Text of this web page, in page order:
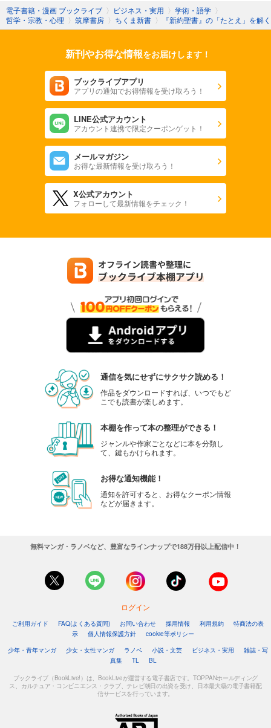
電子書籍・漫画 ブックライブ 〉 ビジネス・実用 〉 学術・語学 〉
哲学・宗教・心理 〉 筑摩書房 〉 ちくま新書 〉 『新約聖書』の「たとえ」を解く
新刊やお得な情報をお届けします！
ブックライブアプリ
アプリの通知でお得情報を受け取ろう！
LINE公式アカウント
アカウント連携で限定クーポンゲット！
メールマガジン
お得な最新情報を受け取ろう！
X公式アカウント
フォローして最新情報をチェック！
通信を気にせずにサクサク読める！
作品をダウンロードすれば、いつでもど
こでも読書が楽しめます。
本棚を作って本の整理ができる！
ジャンルや作家ごとなどに本を分類し
て、鍵もかけられます。
お得な通知機能！
通知を許可すると、お得なクーポン情報
などが届きます。
無料マンガ・ラノベなど、豊富なラインナップで188万冊以上配信中！
ログイン
ご利用ガイド FAQ(よくある質問) お問い合わせ 採用情報 利用規約
特商法の表
示
個人情報保護方針
cookie等ポリシー
少年・青年マンガ
少女・女性マンガ ラノベ 小説・文芸 ビジネス・実用
雑誌・写
真集
TL BL
ブックライブ（BookLive!）は、BookLiveが運営する電子書店です。TOPPANホールディング
ス、カルチュア・コンビニエンス・クラブ、テレビ朝日の出資を受け、日本最大級の電子書籍配
信サービスを行っています。